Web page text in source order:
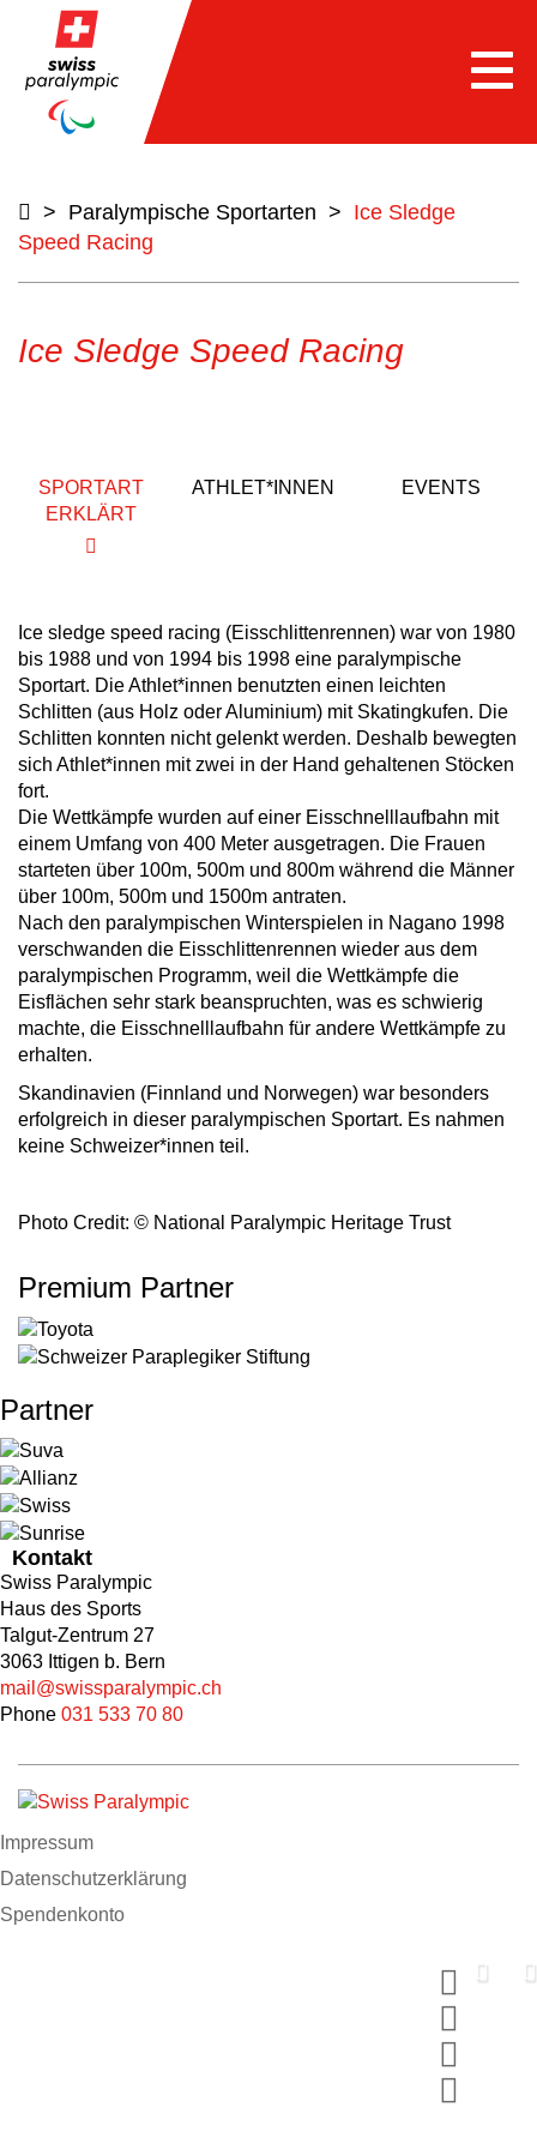
> Paralympische Sportarten > Ice Sledge
Speed Racing
Ice Sledge Speed Racing
SPORTART
ERKLÄRT
ATHLET*INNEN EVENTS
Ice sledge speed racing (Eisschlittenrennen) war von 1980
bis 1988 und von 1994 bis 1998 eine paralympische
Sportart. Die Athlet*innen benutzten einen leichten
Schlitten (aus Holz oder Aluminium) mit Skatingkufen. Die
Schlitten konnten nicht gelenkt werden. Deshalb bewegten
sich Athlet*innen mit zwei in der Hand gehaltenen Stöcken
fort.
Die Wettkämpfe wurden auf einer Eisschnelllaufbahn mit
einem Umfang von 400 Meter ausgetragen. Die Frauen
starteten über 100m, 500m und 800m während die Männer
über 100m, 500m und 1500m antraten.
Nach den paralympischen Winterspielen in Nagano 1998
verschwanden die Eisschlittenrennen wieder aus dem
paralympischen Programm, weil die Wettkämpfe die
Eisflächen sehr stark beanspruchten, was es schwierig
machte, die Eisschnelllaufbahn für andere Wettkämpfe zu
erhalten.
Skandinavien (Finnland und Norwegen) war besonders
erfolgreich in dieser paralympischen Sportart. Es nahmen
keine Schweizer*innen teil.
Photo Credit: © National Paralympic Heritage Trust
Premium Partner
Partner
Kontakt
Swiss Paralympic
Haus des Sports
Talgut-Zentrum 27
3063 Ittigen b. Bern
mail@swissparalympic.ch
Phone 031 533 70 80
Impressum
Datenschutzerklärung
Spendenkonto